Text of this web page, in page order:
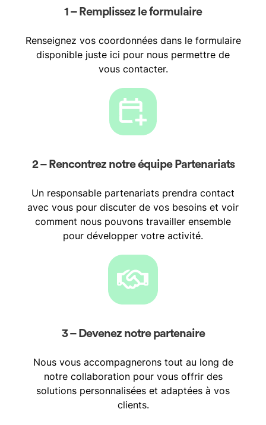
1 – Remplissez le formulaire
Renseignez vos coordonnées dans le formulaire
disponible juste ici pour nous permettre de
vous contacter.
2 – Rencontrez notre équipe Partenariats
Un responsable partenariats prendra contact
avec vous pour discuter de vos besoins et voir
comment nous pouvons travailler ensemble
pour développer votre activité.
3 – Devenez notre partenaire
Nous vous accompagnerons tout au long de
notre collaboration pour vous offrir des
solutions personnalisées et adaptées à vos
clients.